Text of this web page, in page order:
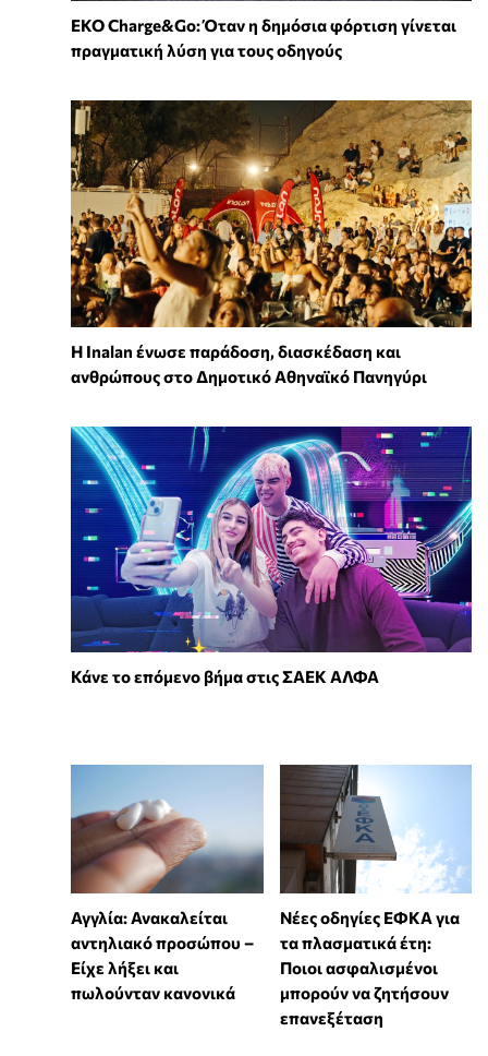
EKO Charge&Go: Όταν η δημόσια φόρτιση γίνεται
πραγματική λύση για τους οδηγούς
Η Inalan ένωσε παράδοση, διασκέδαση και
ανθρώπους στο Δημοτικό Αθηναϊκό Πανηγύρι
Κάνε το επόμενο βήμα στις ΣΑΕΚ ΑΛΦΑ
Αγγλία: Ανακαλείται
αντηλιακό προσώπου –
Είχε λήξει και
πωλούνταν κανονικά
Νέες οδηγίες ΕΦΚΑ για
τα πλασματικά έτη:
Ποιοι ασφαλισμένοι
μπορούν να ζητήσουν
επανεξέταση